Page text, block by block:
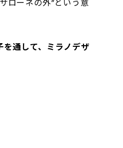
ローネの外”という意
通して、ミラノデザ